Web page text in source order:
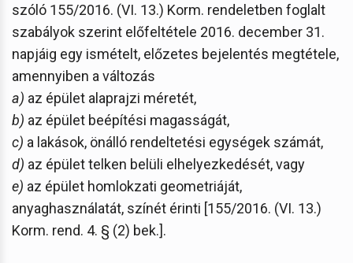
szóló 155/2016. (VI. 13.) Korm. rendeletben foglalt
szabályok szerint előfeltétele 2016. december 31.
napjáig egy ismételt, előzetes bejelentés megtétele,
amennyiben a változás
a) az épület alaprajzi méretét,
b) az épület beépítési magasságát,
c) a lakások, önálló rendeltetési egységek számát,
d) az épület telken belüli elhelyezkedését, vagy
e) az épület homlokzati geometriáját,
anyaghasználatát, színét érinti [155/2016. (VI. 13.)
Korm. rend. 4. § (2) bek.].